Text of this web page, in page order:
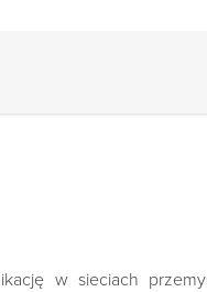
w sieciach